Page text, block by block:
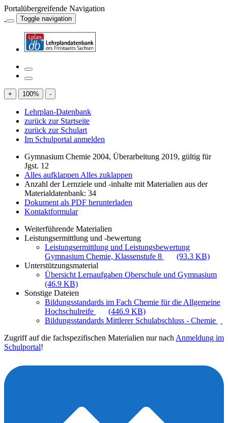
Portalübergreifende Navigation
Toggle navigation
+ 100% -
Lehrplan-Datenbank
zurück zur Startseite
zurück zur Schulart
Im Schulportal anmelden
Gymnasium Chemie 2004, Überarbeitung 2019, gültig für
Jgst. 12
Alles aufklappen Alles zuklappen
Anzahl der Lernziele und -inhalte mit Materialien aus der
Materialdatenbank: 34
Dokument als PDF herunterladen
Kontaktformular
Weiterführende Materialien
Leistungsermittlung und -bewertung
Leistungsermittlung und Leistungsbewertung
Gymnasium Chemie, Klassenstufe 8
(93.3 KB)
Unterstützungsmaterial
Übersicht Lernaufgaben Oberschule und Gymnasium
(46.9 KB)
Sonstige Dateien
Bildungsstandards im Fach Chemie für die Allgemeine
Hochschulreife
(446.9 KB)
Bildungsstandards Mittlerer Schulabschluss - Chemie
Zugriff auf die fachspezifischen Materialien nur nach Anmeldung im
Schulportal!